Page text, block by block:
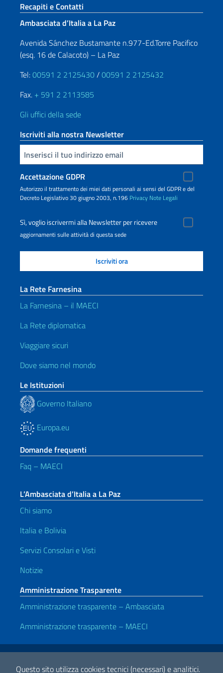
Questo sito utilizza cookies tecnici (necessari) e analitici.
Sezione footer
Recapiti e Contatti
Ambasciata d’Italia a La Paz
Avenida Sánchez Bustamante n.977-Ed.Torre Pacifico
(esq. 16 de Calacoto) – La Paz
Tel:00591 2 2125430/00591 2 2125432
Fax. + 591 2 2113585
Gli uffici della sede
Iscriviti alla nostra Newsletter
Inserisci la tua email
Accettazione GDPR
Autorizzo il trattamento dei miei dati personali ai sensi del GDPR e del
Decreto Legislativo 30 giugno 2003, n.196 Privacy Note Legali
Sì, voglio iscrivermi alla Newsletter per ricevere
aggiornamenti sulle attività di questa sede
La Rete Farnesina
La Farnesina – il MAECI
La Rete diplomatica
Viaggiare sicuri
Dove siamo nel mondo
Le Istituzioni
Governo Italiano
Europa.eu
Domande frequenti
Faq – MAECI
L’Ambasciata d’Italia a La Paz
Chi siamo
Italia e Bolivia
Servizi Consolari e Visti
Notizie
Amministrazione Trasparente
Amministrazione trasparente – Ambasciata
Amministrazione trasparente – MAECI
Link Utili